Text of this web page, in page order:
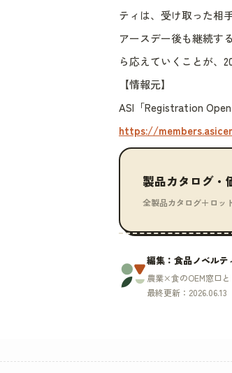
ティは、受け取った相
アースデー後も継続す
ら応えていくことが、
【情報元】
ASI「Registration
https://
製品カタログ・
全製品カタログ＋ロッ
編集：食品ノベル
農業×食のOEM窓口
最終更新：2026.06.13